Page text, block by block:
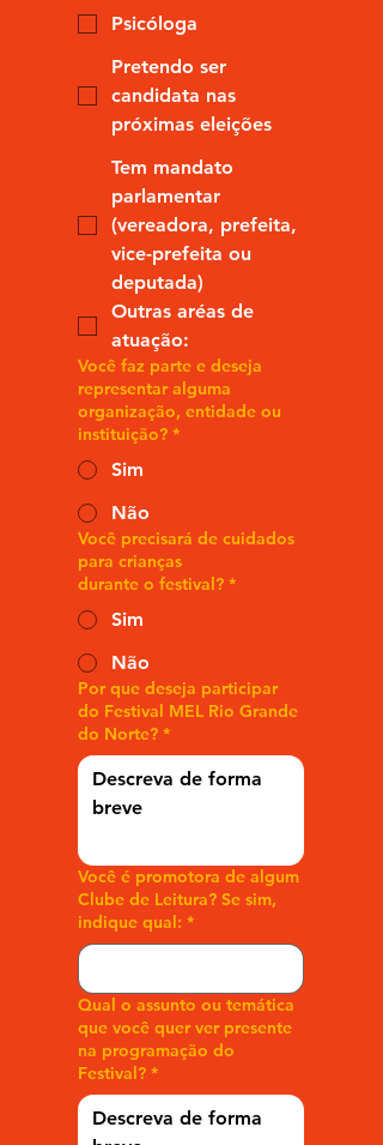
Psicóloga
Pretendo ser
candidata nas
próximas eleições
Tem mandato
parlamentar
(vereadora, prefeita,
vice-prefeita ou
deputada)
Outras aréas de
atuação:
Você faz parte e deseja
representar alguma
organização, entidade ou
instituição? *
Sim
Não
Você precisará de cuidados
para crianças
durante o festival? *
Sim
Não
Por que deseja participar
do Festival MEL Rio Grande
do Norte? *
Você é promotora de algum
Clube de Leitura? Se sim,
indique qual: *
Qual o assunto ou temática
que você quer ver presente
na programação do
Festival? *